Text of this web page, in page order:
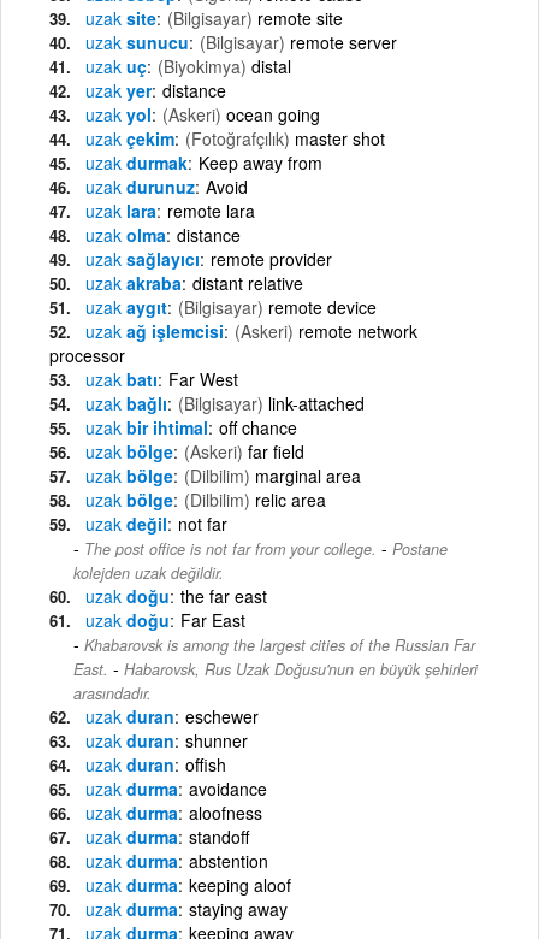
uzak site (Bilgisayar) remote site
uzak sunucu (Bilgisayar) remote server
uzak uç (Biyokimya) distal
uzak yer distance
uzak yol (Askeri) ocean going
uzak çekim (Fotoğrafçılık) master shot
uzak durmak Keep away from
uzak durunuz Avoid
uzak lara remote lara
uzak olma distance
uzak sağlayıcı remote provider
uzak akraba distant relative
uzak aygıt (Bilgisayar) remote device
uzak ağ işlemcisi (Askeri) remote network
processor
uzak batı Far West
uzak bağlı (Bilgisayar) link-attached
uzak bir ihtimal off chance
uzak bölge (Askeri) far field
uzak bölge (Dilbilim) marginal area
uzak bölge (Dilbilim) relic area
uzak değil not far
The post office is not far from your college. - Postane
kolejden uzak değildir.
uzak doğu the far east
uzak doğu Far East
Khabarovsk is among the largest cities of the Russian Far
East. - Habarovsk, Rus Uzak Doğusu'nun en büyük şehirleri
arasındadır.
uzak duran eschewer
uzak duran shunner
uzak duran offish
uzak durma avoidance
uzak durma aloofness
uzak durma standoff
uzak durma abstention
uzak durma keeping aloof
uzak durma staying away
uzak durma keeping away